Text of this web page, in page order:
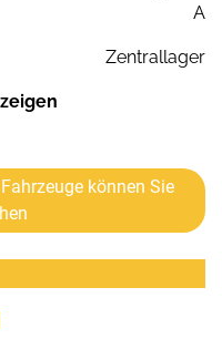
A
Zentrallager
können Sie